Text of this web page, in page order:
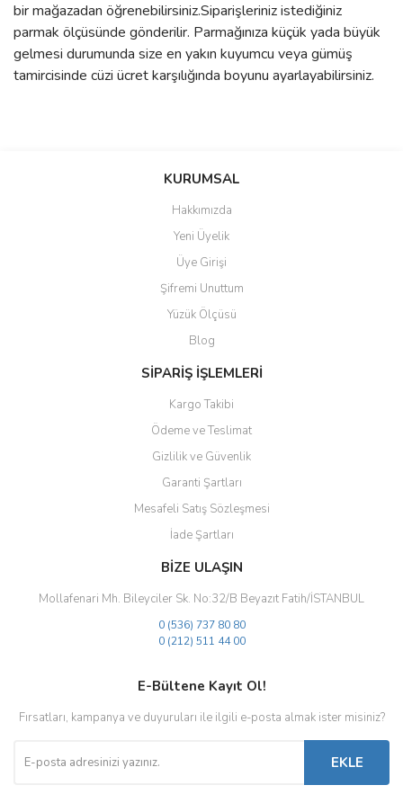
bir mağazadan öğrenebilirsiniz.Siparişleriniz istediğiniz
parmak ölçüsünde gönderilir. Parmağınıza küçük yada büyük
gelmesi durumunda size en yakın kuyumcu veya gümüş
tamircisinde cüzi ücret karşılığında boyunu ayarlayabilirsiniz.
Bu ürüne ilk yorumu siz yapın!
Yorum Yaz
Ürün resmi kalitesiz, bozuk veya görüntülenemiyor.
Ürün açıklamasında eksik bilgiler bulunuyor.
Ürün bilgilerinde hatalar bulunuyor.
Ürün fiyatı diğer sitelerden daha pahalı.
Bu ürüne benzer farklı alternatifler olmalı.
Gönder
KURUMSAL
Hakkımızda
Yeni Üyelik
Üye Girişi
Şifremi Unuttum
Yüzük Ölçüsü
Blog
SİPARİŞ İŞLEMLERİ
Kargo Takibi
Ödeme ve Teslimat
Gizlilik ve Güvenlik
Garanti Şartları
Mesafeli Satış Sözleşmesi
İade Şartları
BİZE ULAŞIN
Mollafenari Mh. Bileyciler Sk. No:32/B Beyazıt Fatih/İSTANBUL
0 (536) 737 80 80
0 (212) 511 44 00
E-Bültene Kayıt Ol!
Fırsatları, kampanya ve duyuruları ile ilgili e-posta almak ister misiniz?
EKLE